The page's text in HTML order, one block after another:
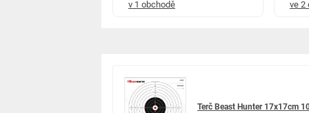
v 1 obchodě
ve 2
Terč Beast Hunter 17x17cm